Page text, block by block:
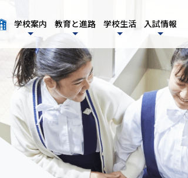
学校案内 教育と進路 学校生活 入試情報